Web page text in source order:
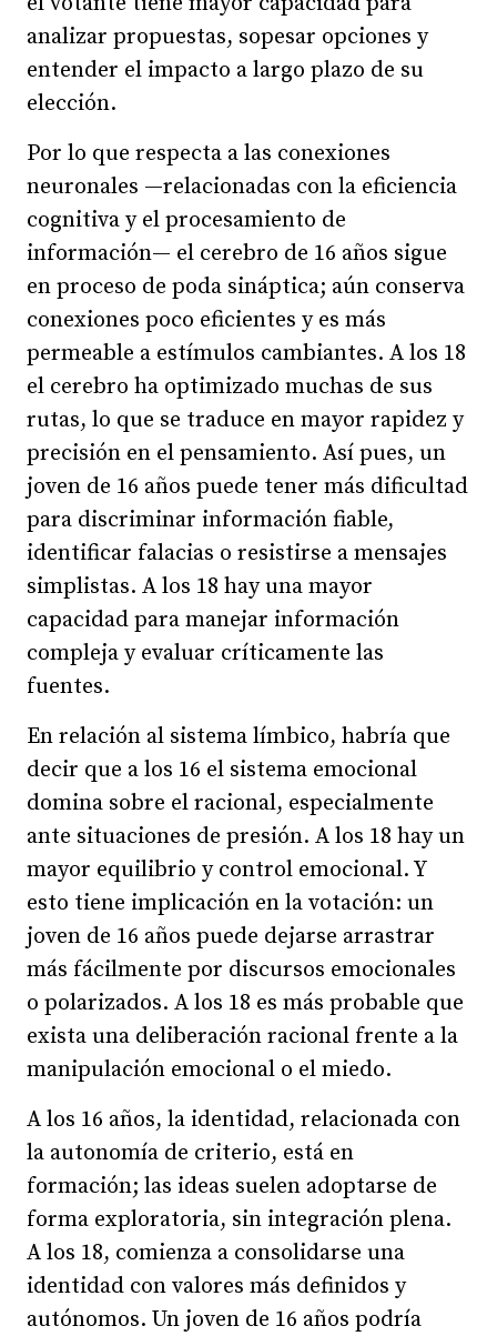
analizar propuestas, sopesar opciones y
entender el impacto a largo plazo de su
elección.
Por lo que respecta a las conexiones
neuronales —relacionadas con la eficiencia
cognitiva y el procesamiento de
información— el cerebro de 16 años sigue
en proceso de poda sináptica; aún conserva
conexiones poco eficientes y es más
permeable a estímulos cambiantes. A los 18
el cerebro ha optimizado muchas de sus
rutas, lo que se traduce en mayor rapidez y
precisión en el pensamiento. Así pues, un
joven de 16 años puede tener más dificultad
para discriminar información fiable,
identificar falacias o resistirse a mensajes
simplistas. A los 18 hay una mayor
capacidad para manejar información
compleja y evaluar críticamente las
fuentes.
En relación al sistema límbico, habría que
decir que a los 16 el sistema emocional
domina sobre el racional, especialmente
ante situaciones de presión. A los 18 hay un
mayor equilibrio y control emocional. Y
esto tiene implicación en la votación: un
joven de 16 años puede dejarse arrastrar
más fácilmente por discursos emocionales
o polarizados. A los 18 es más probable que
exista una deliberación racional frente a la
manipulación emocional o el miedo.
A los 16 años, la identidad, relacionada con
la autonomía de criterio, está en
formación; las ideas suelen adoptarse de
forma exploratoria, sin integración plena.
A los 18, comienza a consolidarse una
identidad con valores más definidos y
autónomos. Un joven de 16 años podría